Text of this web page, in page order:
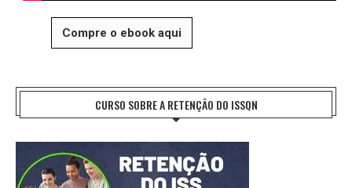
Compre o ebook aqui
CURSO SOBRE A RETENÇÃO DO ISSQN